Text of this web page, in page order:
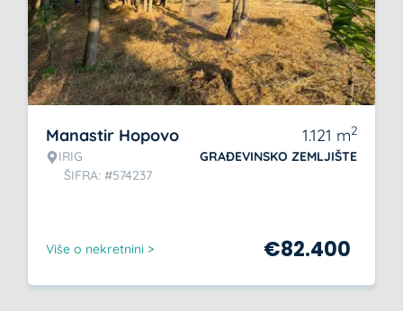
Manastir Hopovo
IRIG
ŠIFRA: #574237
1.121 m2
GRAĐEVINSKO ZEMLJIŠTE
Više o nekretnini > €82.400